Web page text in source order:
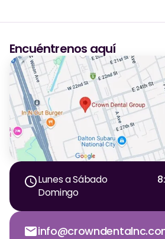
Encuéntrenos aquí
Lunes a Sábado
Domingo